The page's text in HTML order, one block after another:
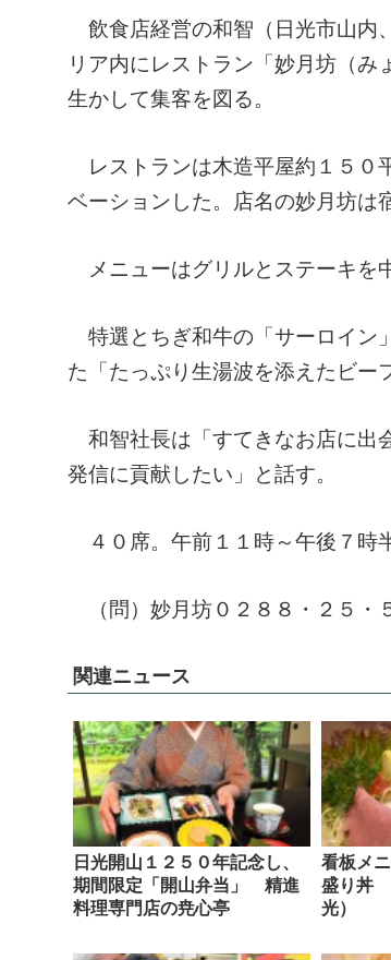
飲食店経営の和智（日光市山内
リア内にレストラン「妙月坊（
生かして集客を図る。
レストランは木造平屋約１５０
ベーションした。店名の妙月坊は
メニューはグリルとステーキを
特選とちぎ和牛の「サーロイン
た「たっぷり生湯波を添えたビー
和智社長は「すてきなお店に出
発信に貢献したい」と話す。
４０席。午前１１時～午後７時
（問）妙月坊０２８８・２５・
関連ニュース
日光開山１２５０年記念し、
期間限定「開山弁当」 精進
料理専門店の尭心亭
看板メ
盛り丼
光）